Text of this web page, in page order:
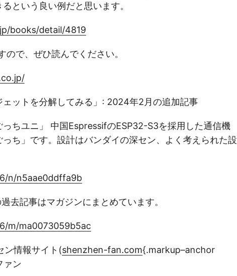
という良い例だと思います。
books/detail/4819
ので、ぜひ読んでください。
ットを分解してみる」: 2024年2月の追加記事
っちユニ」 中国EspressifのESP32-S3を採用した通信機
ち」です。設計はバンダイの深セン、よく考えられた設
n/n5aae0ddffa9b
去記事はマガジンにまとめています。
m/ma0073059b5ac
ン情報サイト(shenzhen-fan.com{.markup–anchor
ァン